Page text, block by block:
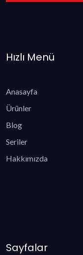
Hızlı Menü
Anasayfa
Ürünler
Blog
Seriler
Hakkımızda
Sayfalar